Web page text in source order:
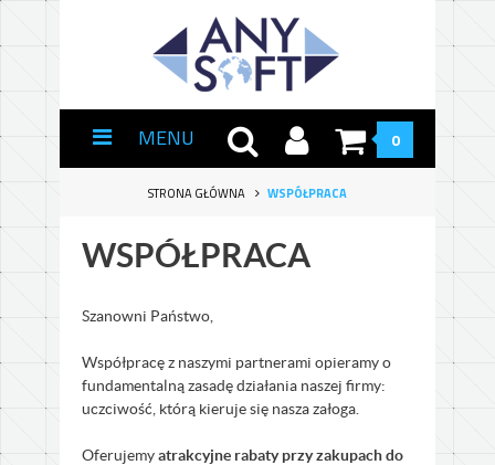
MENU 0
STRONA GŁÓWNA WSPÓŁPRACA
WSPÓŁPRACA
Szanowni Państwo,
Współpracę z naszymi partnerami opieramy o
fundamentalną zasadę działania naszej firmy:
uczciwość, którą kieruje się nasza załoga.
Oferujemyatrakcyjne rabaty przy zakupach do